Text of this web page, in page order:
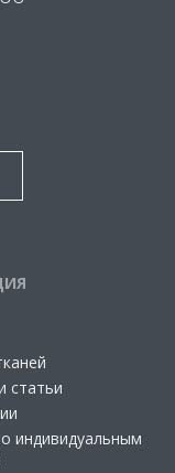
статьи
индивидуальным